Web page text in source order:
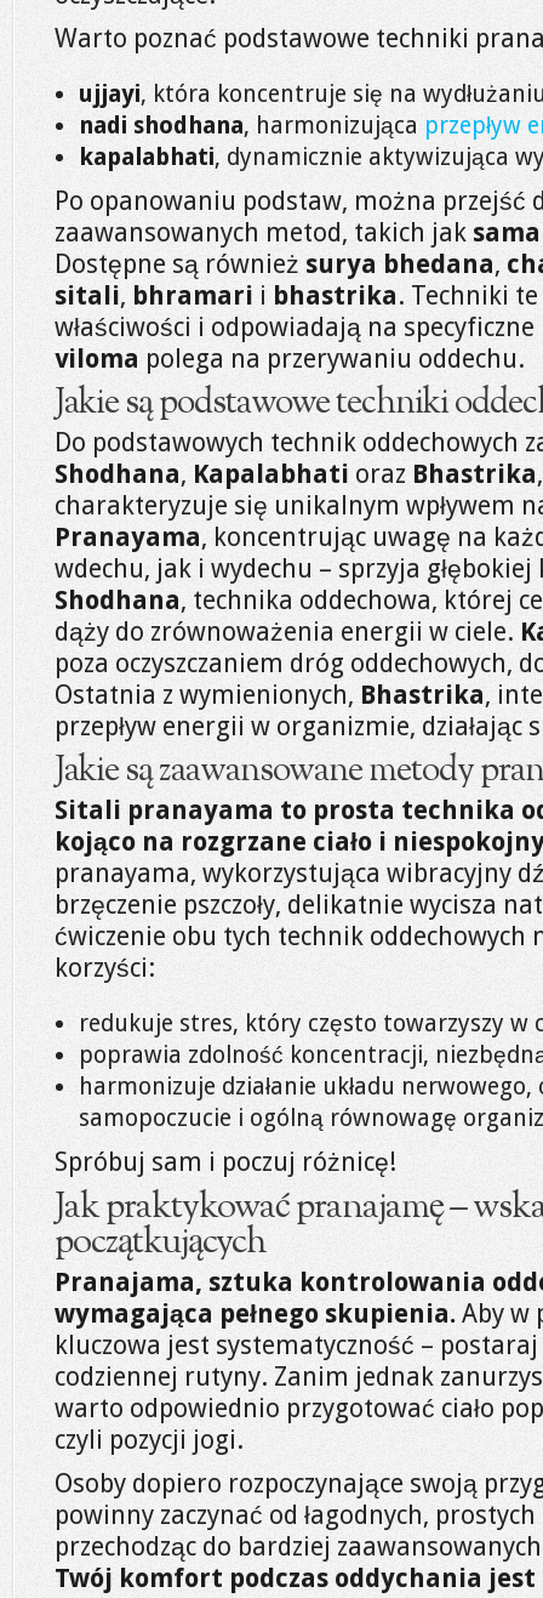
Warto poznać podstawowe techniki
ujjayi, która koncentruje się na
nadi shodhana, harmonizująca przepływ
kapalabhati, dynamicznie aktywizująca
Po opanowaniu podstaw, można przejść
zaawansowanych metod, takich jak
Dostępne są również surya bhedana,
sitali, bhramari i bhastrika. Techniki
właściwości i odpowiadają na specyficzne
viloma polega na przerywaniu oddechu.
Jakie są podstawowe techniki
Do podstawowych technik oddechowych
Shodhana, Kapalabhati oraz Bhastrika
charakteryzuje się unikalnym wpływem
Pranayama, koncentrując uwagę na
wdechu, jak i wydechu – sprzyja
Shodhana, technika oddechowa, której
dąży do zrównoważenia energii w ciele.
poza oczyszczaniem dróg oddechowych,
Ostatnia z wymienionych, Bhastrika,
przepływ energii w organizmie, działając
Jakie są zaawansowane metody
Sitali pranayama to prosta technika
kojąco na rozgrzane ciało i
pranayama, wykorzystująca wibracyjny
brzęczenie pszczoły, delikatnie wycisza
ćwiczenie obu tych technik oddechowych
korzyści:
redukuje stres, który często towarzyszy w
poprawia zdolność koncentracji,
harmonizuje działanie układu nerwowego,
samopoczucie i ogólną równowagę
Spróbuj sam i poczuj różnicę!
Jak praktykować pranajamę –
początkujących
Pranajama, sztuka kontrolowania
wymagająca pełnego skupienia. Aby w
kluczowa jest systematyczność – postaraj
codziennej rutyny. Zanim jednak
warto odpowiednio przygotować ciało
czyli pozycji jogi.
Osoby dopiero rozpoczynające swoją
powinny zaczynać od łagodnych,
przechodząc do bardziej
Twój komfort podczas oddychania